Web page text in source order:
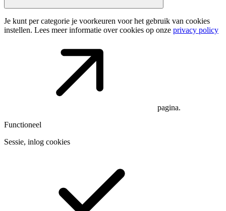
Je kunt per categorie je voorkeuren voor het gebruik van cookies
instellen. Lees meer informatie over cookies op onze privacy policy
pagina.
Functioneel
Sessie, inlog cookies